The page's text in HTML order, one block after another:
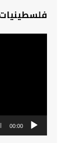
00:00